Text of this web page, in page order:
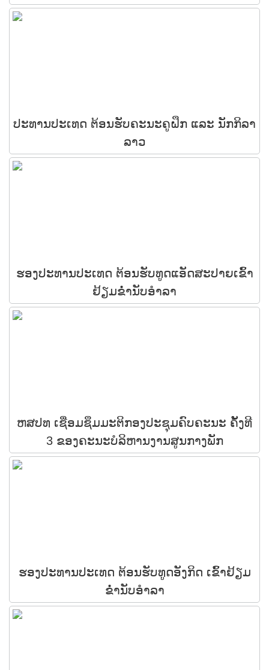
ປະທານປະເທດ ຕ້ອນຮັບຄະນະຄູຝຶກ ແລະ ນັກກິລາ
ລາວ
ຮອງປະທານປະເທດ ຕ້ອນຮັບທູດແອັດສະປາຍເຂົ້າ
ຢ້ຽມຂໍ່ານັບອໍາລາ
ຫສປທ ເຊື່ອມຊຶມມະຕິກອງປະຊຸມຄົບຄະນະ ຄັ້ງທີ
3 ຂອງຄະນະບໍລິຫານງານສູນກາງພັກ
ຮອງປະທານປະເທດ ຕ້ອນຮັບທູດອັງກິດ ເຂົ້າຢ້ຽມ
ຂໍ່ານັບອຳລາ